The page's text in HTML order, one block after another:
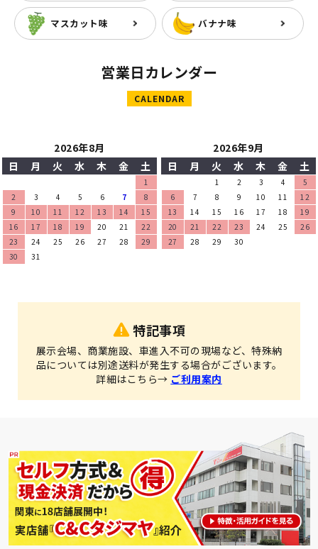
マスカット味 バナナ味
営業日カレンダー
CALENDAR
2026年8月
日
月 火 水 木 金 土
1
2
3 4 5 6 7
8
9
10 11 12 13 14
15
16
17 18 19 20 21
22
23
24 25 26 27 28
29
30
31
2026年9月
日
月 火 水 木 金 土
1 2 3 4
5
6
7 8 9 10 11
12
13
14 15 16 17 18
19
20
21 22 23 24 25
26
27
28 29 30
特記事項
展示会場、商業施設、車進入不可の現場など、特殊納
品については別途送料が発生する場合がございます。
詳細はこちら→ ご利用案内